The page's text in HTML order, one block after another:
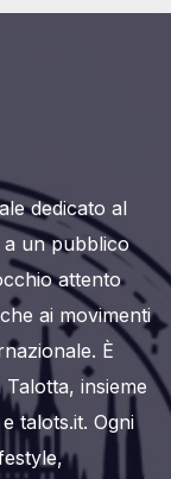
dedicato al
a un pubblico
attento
ai movimenti
È
Talotta, insieme
talots.it. Ogni